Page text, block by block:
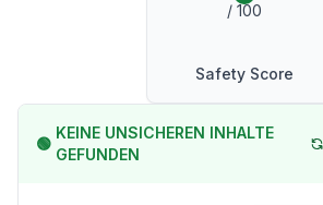
/ 100
Safety Score
🟢
KEINE UNSICHEREN INHALTE
GEFUNDEN